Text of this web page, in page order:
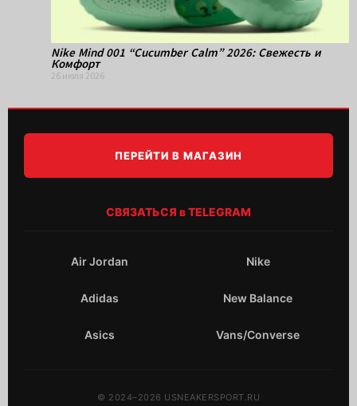
Nike Mind 001 “Cucumber Calm” 2026: Свежесть и
Комфорт
26 июля 2026
ПЕРЕЙТИ В МАГАЗИН
СВЯЗАТЬСЯ в TELEGRAM
Air Jordan Nike
Adidas New Balance
Asics Vans/Converse
© 2024–2026 USNEAKERSPORT.RU